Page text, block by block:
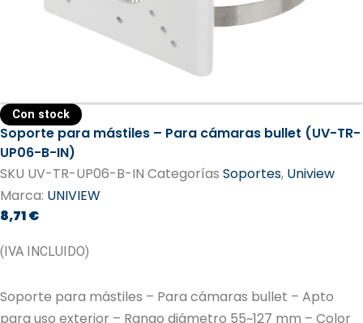
Con stock
Soporte para mástiles – Para cámaras bullet (UV-TR-
UP06-B-IN)
SKU UV-TR-UP06-B-IN Categorías Soportes, Uniview
Marca: UNIVIEW
8,71€
(IVA INCLUIDO)
Soporte para mástiles – Para cámaras bullet – Apto
para uso exterior – Rango diámetro 55~127 mm – Color